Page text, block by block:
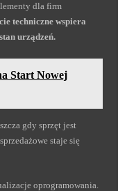
dla firm
techniczne wspiera
urządzeń.
Start Nowej
gdy sprzęt jest
staje się
oprogramowania.